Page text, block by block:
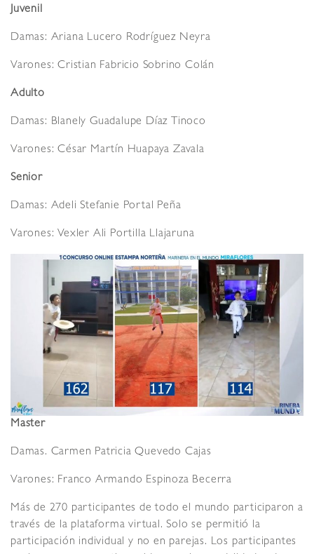
Juvenil
Damas: Ariana Lucero Rodríguez Neyra
Varones: Cristian Fabricio Sobrino Colán
Adulto
Damas: Blanely Guadalupe Díaz Tinoco
Varones: César Martín Huapaya Zavala
Senior
Damas: Adeli Stefanie Portal Peña
Varones: Vexler Ali Portilla Llajaruna
Master
Damas. Carmen Patricia Quevedo Cajas
Varones: Franco Armando Espinoza Becerra
Más de 270 participantes de todo el mundo participaron a
través de la plataforma virtual. Solo se permitió la
participación individual y no en parejas. Los participantes